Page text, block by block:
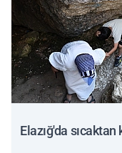
Elazığ'da